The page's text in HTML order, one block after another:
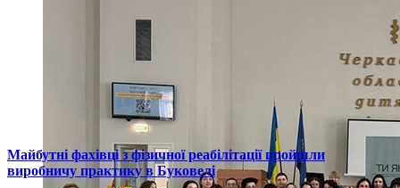
Майбутні фахівці з фізичної реабілітації пройшли
виробничу практику в Буковелі